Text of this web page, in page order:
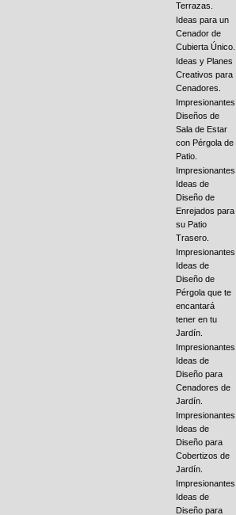
Terrazas.
Ideas para un
Cenador de
Cubierta Único.
Ideas y Planes
Creativos para
Cenadores.
Impresionantes
Diseños de
Sala de Estar
con Pérgola de
Patio.
Impresionantes
Ideas de
Diseño de
Enrejados para
su Patio
Trasero.
Impresionantes
Ideas de
Diseño de
Pérgola que te
encantará
tener en tu
Jardín.
Impresionantes
Ideas de
Diseño para
Cenadores de
Jardín.
Impresionantes
Ideas de
Diseño para
Cobertizos de
Jardín.
Impresionantes
Ideas de
Diseño para